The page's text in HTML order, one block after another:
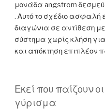
μονάδα angstrom
. Αυτό το σχέδιο ασφαλή
διαγώνια σε αντίθεση
σύστημα χωρίς κλήση
και απόκτηση επιπλέον
Εκεί που παίζουν
γύρισμα